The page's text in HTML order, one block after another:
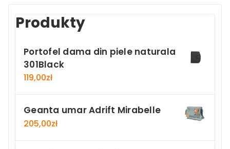
Produkty
Portofel dama din piele naturala
301Black
119,00zł
Geanta umar Adrift Mirabelle
205,00zł